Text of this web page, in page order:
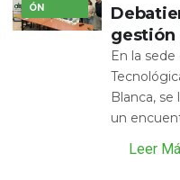
ÓN
gestión
En la
Blanca,
un
Leer